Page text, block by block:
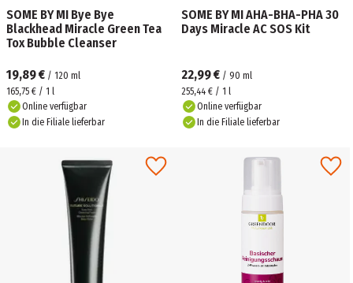
SOME BY MI Bye Bye
Blackhead Miracle Green Tea
Tox Bubble Cleanser
19,89 € / 120 ml
165,75 € / 1 l
Online verfügbar
In die Filiale lieferbar
SOME BY MI AHA-BHA-PHA 30
Days Miracle AC SOS Kit
22,99 € / 90 ml
255,44 € / 1 l
Online verfügbar
In die Filiale lieferbar